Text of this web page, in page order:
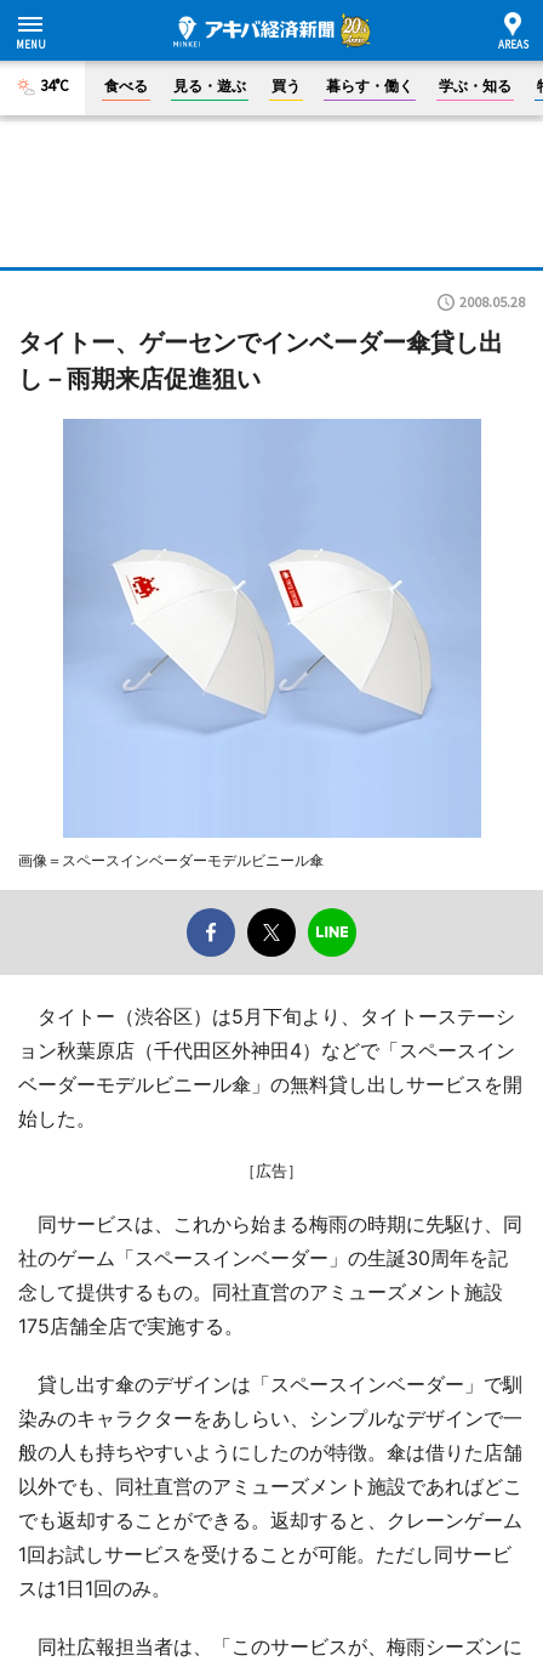
34°C 食べる 見る・遊ぶ 買う 暮らす・働く 学ぶ・知る
2008.05.28
タイトー、ゲーセンでインベーダー傘貸し出
し－雨期来店促進狙い
画像＝スペースインベーダーモデルビニール傘
タイトー（渋谷区）は5月下旬より、タイトーステーシ
ョン秋葉原店（千代田区外神田4）などで「スペースイン
ベーダーモデルビニール傘」の無料貸し出しサービスを開
始した。
［広告］
同サービスは、これから始まる梅雨の時期に先駆け、同
社のゲーム「スペースインベーダー」の生誕30周年を記
念して提供するもの。同社直営のアミューズメント施設
175店舗全店で実施する。
貸し出す傘のデザインは「スペースインベーダー」で馴
染みのキャラクターをあしらい、シンプルなデザインで一
般の人も持ちやすいようにしたのが特徴。傘は借りた店舗
以外でも、同社直営のアミューズメント施設であればどこ
でも返却することができる。返却すると、クレーンゲーム
1回お試しサービスを受けることが可能。ただし同サービ
スは1日1回のみ。
同社広報担当者は、「このサービスが、梅雨シーズンに